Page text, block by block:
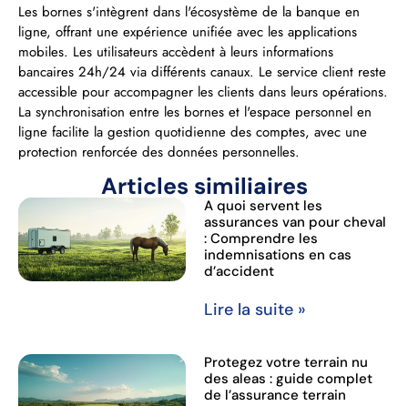
Les bornes s'intègrent dans l'écosystème de la banque en
ligne, offrant une expérience unifiée avec les applications
mobiles. Les utilisateurs accèdent à leurs informations
bancaires 24h/24 via différents canaux. Le service client reste
accessible pour accompagner les clients dans leurs opérations.
La synchronisation entre les bornes et l'espace personnel en
ligne facilite la gestion quotidienne des comptes, avec une
protection renforcée des données personnelles.
Articles similiaires
A quoi servent les
assurances van pour cheval
: Comprendre les
indemnisations en cas
d’accident
Lire la suite »
Protegez votre terrain nu
des aleas : guide complet
de l’assurance terrain